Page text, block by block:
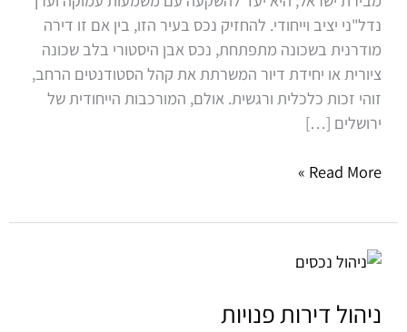
נדל"ני יציב וייחודי. להחזיק נכס בעיר הזו, בין אם זו דירה
מודרנית בשכונה מתפתחת, נכס אבן היסטורי בלב שכונה
ציורית או יחידת דיור המשרתת את קהל הסטודנטים הרחב,
זוהי זכות כלכלית ורגשית. אולם, המורכבות הייחודית של
ירושלים […]
בלי
כאב
הראש
Read More »
ניהול דירות פנויות
ניהול
פנויות